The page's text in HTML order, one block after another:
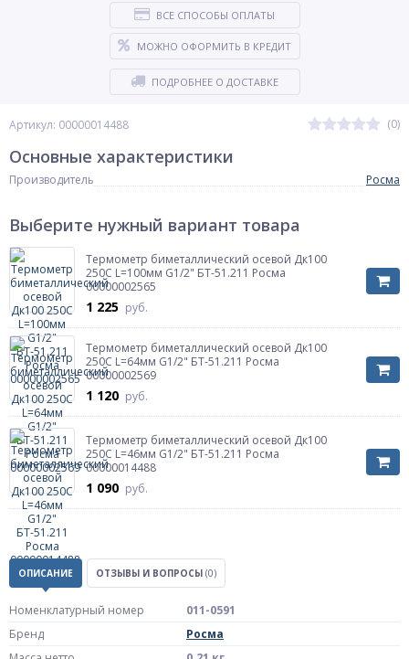
Артикул: 00000014488 (0)
ВСЕ СПОСОБЫ ОПЛАТЫ
МОЖНО ОФОРМИТЬ В КРЕДИТ
ПОДРОБНЕЕ О ДОСТАВКЕ
Основные характеристики
Производитель Росма
Выберите нужный вариант товара
Термометр биметаллический осевой Дк100
250С L=100мм G1/2" БТ-51.211 Росма
00000002565
1 225 руб.
Термометр биметаллический осевой Дк100
250С L=64мм G1/2" БТ-51.211 Росма
00000002569
1 120 руб.
Термометр биметаллический осевой Дк100
250С L=46мм G1/2" БТ-51.211 Росма
00000014488
1 090 руб.
ОПИСАНИЕ ОТЗЫВЫ И ВОПРОСЫ (0)
Номенклатурный номер
011-0591
Бренд
Росма